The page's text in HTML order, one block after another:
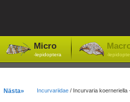
Micro
-lepidoptera -
Incurvariidae/ Incurvaria koerneriella
Nästa»